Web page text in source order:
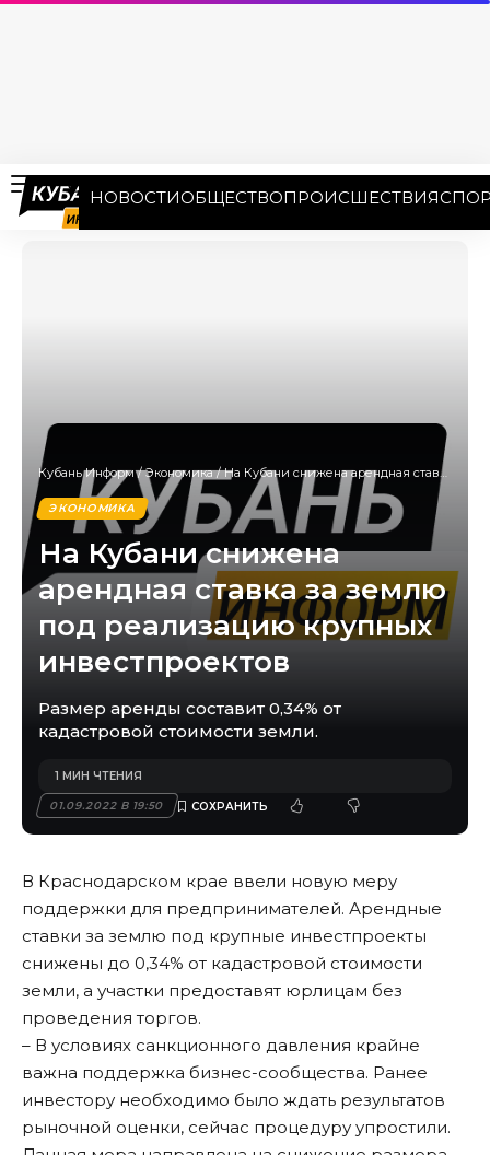
НОВОСТИОБЩЕСТВОПРОИСШЕСТВИЯ
Кубань Информ/Экономика/На Кубани снижена арендная ставка за землю под реализацию крупных инвестпроектов
ЭКОНОМИКА
На Кубани снижена
арендная ставка за землю
под реализацию крупных
инвестпроектов
Размер аренды составит 0,34% от
кадастровой стоимости земли.
01.09.2022 В 19:50
1 МИН ЧТЕНИЯ
В Краснодарском крае ввели новую меру
поддержки для предпринимателей. Арендные
ставки за землю под крупные инвестпроекты
снижены до 0,34% от кадастровой стоимости
земли, а участки предоставят юрлицам без
проведения торгов.
– В условиях санкционного давления крайне
важна поддержка бизнес-сообщества. Ранее
инвестору необходимо было ждать результатов
рыночной оценки, сейчас процедуру упростили.